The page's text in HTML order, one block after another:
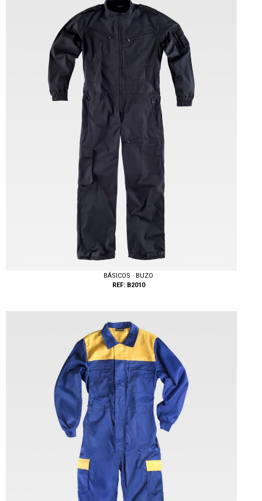
Tallas: M, L, XL, XXL
BÁSICOS · BUZO
REF: B2010